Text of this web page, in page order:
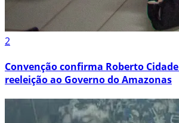
2
Convenção confirma Roberto
reeleição ao Governo do Amazonas